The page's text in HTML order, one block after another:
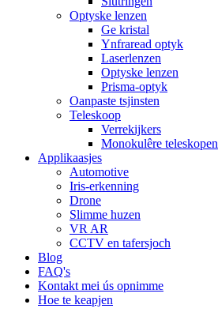
Optyske lenzen
Ge kristal
Ynfraread optyk
Laserlenzen
Optyske lenzen
Prisma-optyk
Oanpaste tsjinsten
Teleskoop
Verrekijkers
Monokulêre teleskopen
Applikaasjes
Automotive
Iris-erkenning
Drone
Slimme huzen
VR AR
CCTV en tafersjoch
Blog
FAQ's
Kontakt mei ús opnimme
Hoe te keapjen